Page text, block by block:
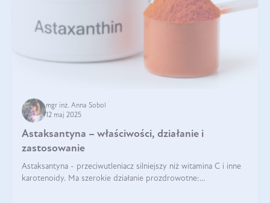
mgr inż. Anna Sobol
12 maj 2025
Astaksantyna – właściwości, działanie i
zastosowanie
Astaksantyna - przeciwutleniacz silniejszy niż witamina C i inne
karotenoidy. Ma szerokie działanie prozdrowotne: